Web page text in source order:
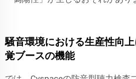
騒音環境における生産性向
覚ブースの機能